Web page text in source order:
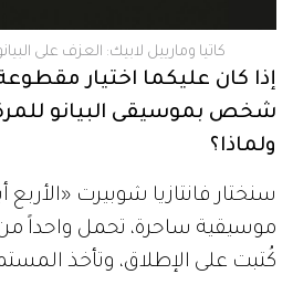
كاتيا ومارييل لابيك: العزف على
إذا كان عليكما اختيار
شخص بموسيقى البيانو للمرة
ولماذا؟
سنختار فانتازيا شوبيرت «الأربع
موسيقية ساحرة، تحمل واحداً من
كُتبت على الإطلاق، وتأخذ